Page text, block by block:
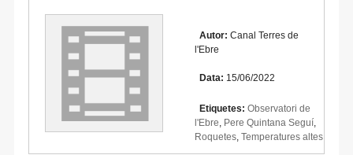
Autor: Canal Terres de
l'Ebre
Data: 15/06/2022
Etiquetes: Observatori de
l'Ebre Pere Quintana Seguí
Roquetes Temperatures altes